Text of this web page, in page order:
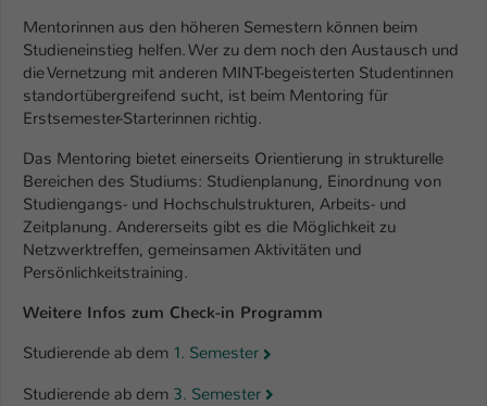
Mentorinnen aus den höheren Semestern können beim
Studieneinstieg helfen. Wer zu dem noch den Austausch und
die Vernetzung mit anderen MINT-begeisterten Studentinnen
standortübergreifend sucht, ist beim Mentoring für
Erstsemester-Starterinnen richtig.
Das Mentoring bietet einerseits Orientierung in strukturelle
Bereichen des Studiums: Studienplanung, Einordnung von
Studiengangs- und Hochschulstrukturen, Arbeits- und
Zeitplanung. Andererseits gibt es die Möglichkeit zu
Netzwerktreffen, gemeinsamen Aktivitäten und
Persönlichkeitstraining.
Weitere Infos zum Check-in Programm
Studierende ab dem 1. Semester
Studierende ab dem 3. Semester